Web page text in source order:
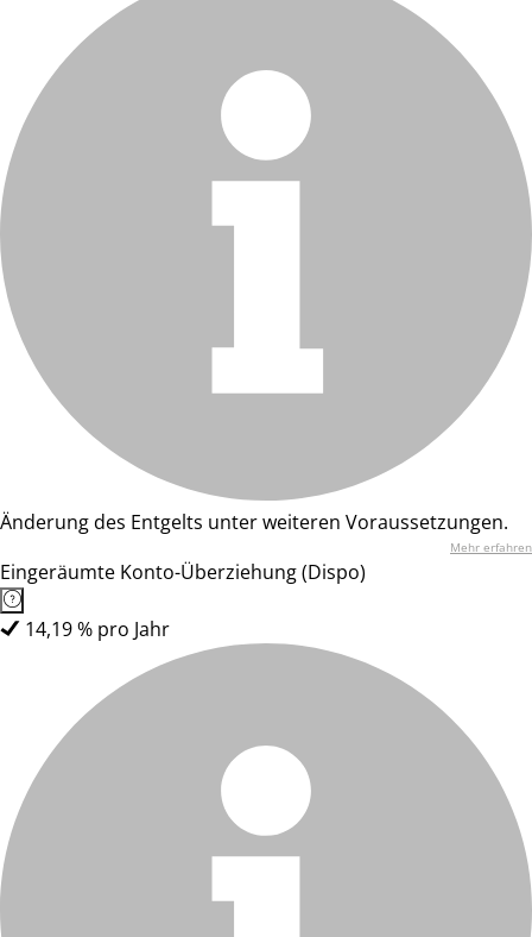
Änderung des Entgelts unter weiteren Voraussetzungen.
Mehr erfahren
Eingeräumte Konto-Überziehung (Dispo)
14,19 % pro Jahr